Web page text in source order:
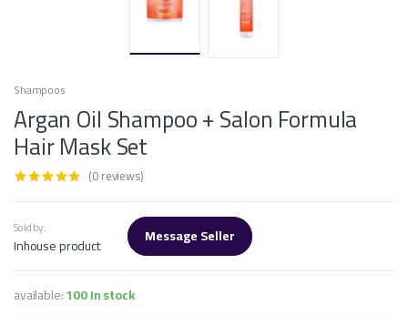
Shampoos
Argan Oil Shampoo + Salon Formula
Hair Mask Set
(0 reviews)
Sold by:
Inhouse product Message Seller
available:100 In stock